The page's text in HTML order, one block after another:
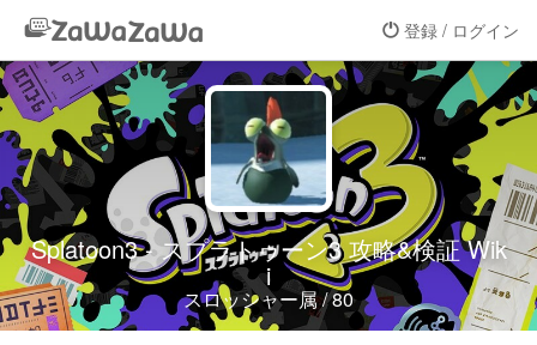
登録 / ログイン
Splatoon3 - スプラトゥーン3 攻略&検証 Wik
i
スロッシャー属 / 80